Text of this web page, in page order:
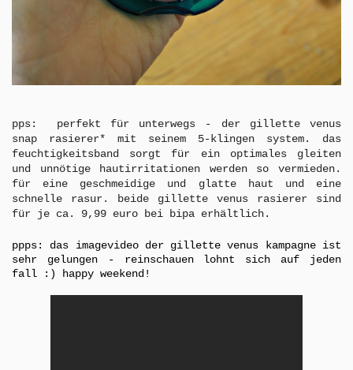
pps: perfekt für unterwegs - der gillette venus
snap rasierer* mit seinem 5-klingen system. das
feuchtigkeitsband sorgt für ein optimales gleiten
und unnötige hautirritationen werden so vermieden.
für eine geschmeidige und glatte haut und eine
schnelle rasur.
beide gillette venus rasierer sind
für je ca. 9,99 euro bei bipa erhältlich.
ppps: das imagevideo der gillette venus kampagne ist
sehr gelungen - reinschauen lohnt sich auf jeden
fall :) happy weekend!